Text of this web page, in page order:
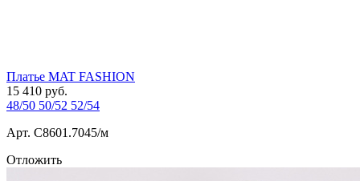
Платье MAT FASHION
15 410 руб.
48/50 50/52 52/54
Арт. С8601.7045/м
Отложить